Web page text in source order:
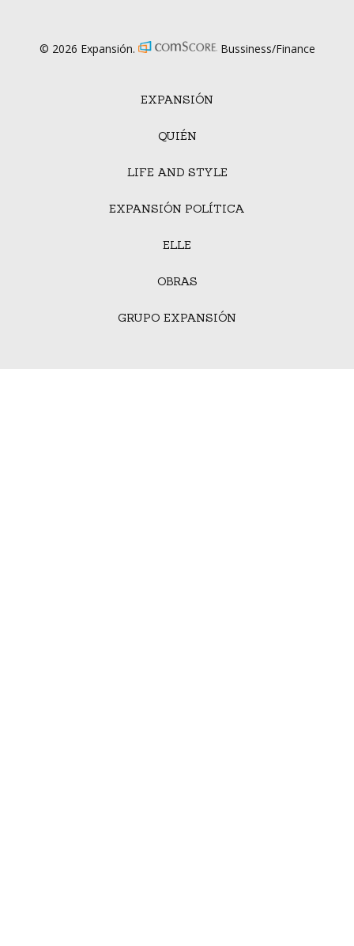
EXPANSIÓN
QUIÉN
LIFE AND STYLE
EXPANSIÓN POLÍTICA
ELLE
OBRAS
GRUPO EXPANSIÓN
© 2026 Expansión. Bussiness/Finance